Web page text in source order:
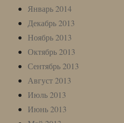
Январь 2014
Декабрь 2013
Ноябрь 2013
Октябрь 2013
Сентябрь 2013
Август 2013
Июль 2013
Июнь 2013